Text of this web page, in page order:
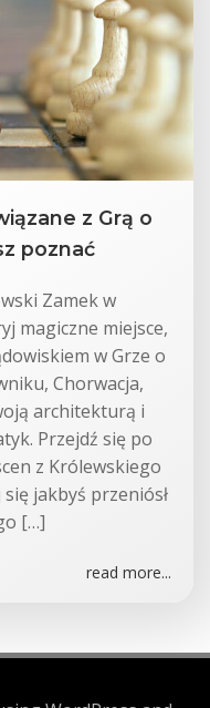
z Grą o
poznać
Zamek w
magiczne miejsce,
w Grze o
Chorwacja,
architekturą i
Przejdź się po
z Królewskiego
jakbyś przeniósł
[…]
read more...